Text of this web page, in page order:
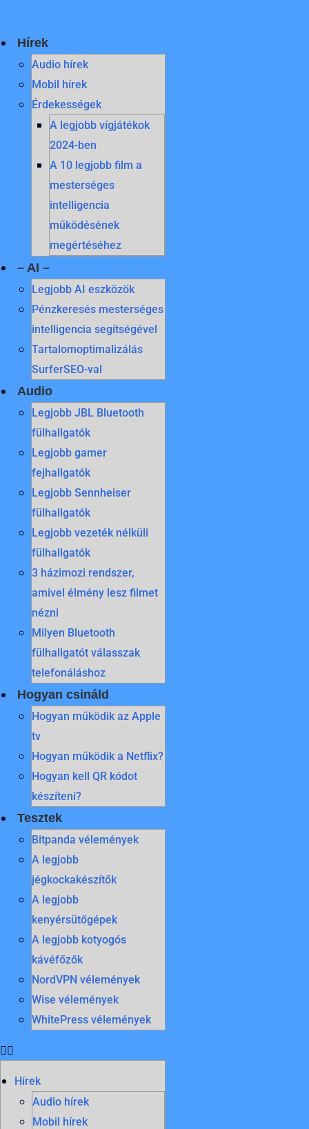
content
Hírek
Audio hírek
Mobil hírek
Érdekességek
A legjobb vígjátékok
2024-ben
A 10 legjobb film a
mesterséges
intelligencia
működésének
megértéséhez
– AI –
Legjobb AI eszközök
Pénzkeresés mesterséges
intelligencia segítségével
Tartalomoptimalizálás
SurferSEO-val
Audio
Legjobb JBL Bluetooth
fülhallgatók
Legjobb gamer
fejhallgatók
Legjobb Sennheiser
fülhallgatók
Legjobb vezeték nélküli
fülhallgatók
3 házimozi rendszer,
amivel élmény lesz filmet
nézni
Milyen Bluetooth
fülhallgatót válasszak
telefonáláshoz
Hogyan csináld
Hogyan működik az Apple
tv
Hogyan működik a Netflix?
Hogyan kell QR kódot
készíteni?
Tesztek
Bitpanda vélemények
A legjobb
jégkockakészítők
A legjobb
kenyérsütőgépek
A legjobb kotyogós
kávéfőzők
NordVPN vélemények
Wise vélemények
WhitePress vélemények
Hírek
Audio hírek
Mobil hírek